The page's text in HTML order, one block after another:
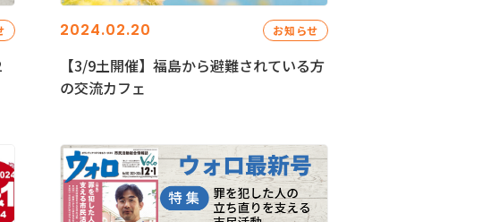
2024.02.20 お知らせ
【3/9土開催】福島から避難されている方
の交流カフェ